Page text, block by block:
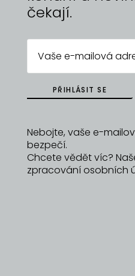
https://
DYZAJNÉRY
čekají.
PŘIHLÁSIT SE
Nebojte, vaše e-
bezpečí.
Chcete vědět víc?
zpracování osobních